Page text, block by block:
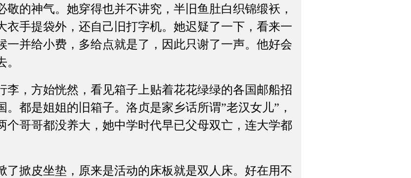
敬的神气。她穿得也并不讲究，半旧鱼肚白织锦缎袄，
衣手提袋外，还自己旧打字机。她迟疑了一下，看来一
一并给小费，多给点就是了，因此只谢了一声。他好会
，方始恍然，看见箱子上贴着花花绿绿的各国邮船招
都是姐姐的旧箱子。洛贞是家乡话所谓”老汉女儿”，
个哥哥都没养大，她中学时代早已父母双亡，连大学都
掀皮坐垫，原来是活动的床板就是双人床。好在用不